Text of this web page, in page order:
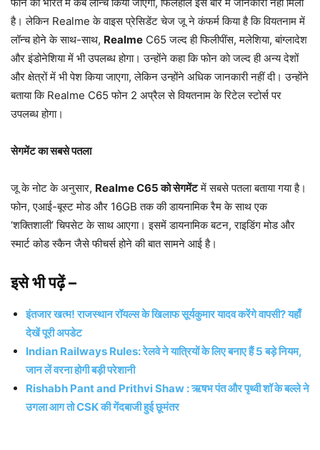
है। लेकिन Realme के वाइस प्रेसिडेंट चेज जू ने कंफर्म किया है कि वियतनाम में
लॉन्च होने के साथ-साथ, Realme C65 जल्द ही फिलीपींस, मलेशिया, बांग्लादेश
और इंडोनेशिया में भी उपलब्ध होगा। उन्होंने कहा कि फोन को जल्द ही अन्य देशों
और क्षेत्रों में भी पेश किया जाएगा, लेकिन उन्होंने अधिक जानकारी नहीं दी। उन्होंने
बताया कि Realme C65 फोन 2 अप्रैल से वियतनाम के रिटेल स्टोर्स पर
उपलब्ध होगा।
सेगमेंट का सबसे पतला
जू के नोट के अनुसार, Realme C65 को सेगमेंटमें सबसे पतला बताया गया है।
फोन, एआई-बूस्ट मोड और 16GB तक की डायनामिक रैम के साथ एक
‘शक्तिशाली’ चिपसेट के साथ आएगा। इसमें डायनामिक बटन, राइडिंग मोड और
स्मार्ट कोड स्कैन जैसे फीचर्स होने की बात सामने आई है।
इसे भी पढ़ें –
इंतजार खत्म! राजस्थान रॉयल्स के खिलाफ सूर्यकुमार यादव करेंगे वापसी? यहाँ
देखें पूरी अपडेट
Indian Railways Rules: रेलवे ने यात्रियों के लिए बनाए हैं 5 बड़े नियम,
जान लें वरना होगी बड़ी परेशानी
Rishabh Pant and Prithvi Shaw : ऋषभ पंत और पृथ्वी शॉ के बल्ले ने
उगला आग तो CSK की गेंदबाजी हुई छूमंतर